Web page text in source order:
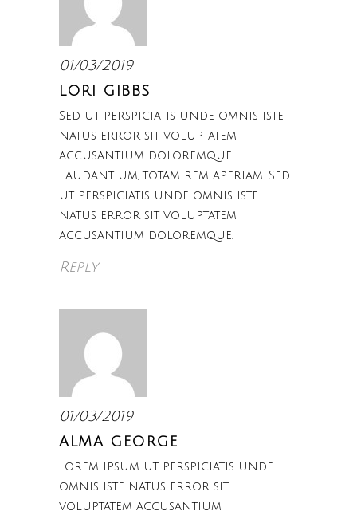
01/03/2019
LORI GIBBS
Sed ut perspiciatis unde omnis iste
natus error sit voluptatem
accusantium doloremque
laudantium, totam rem aperiam. Sed
ut perspiciatis unde omnis iste
natus error sit voluptatem
accusantium doloremque.
Reply
01/03/2019
ALMA GEORGE
Lorem ipsum ut perspiciatis unde
omnis iste natus error sit
voluptatem accusantium